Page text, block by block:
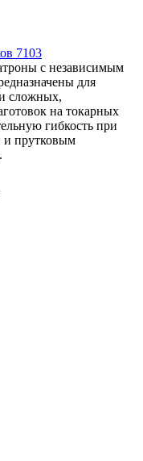
7103
с независимым
для
сложных,
на токарных
гибкость при
и прутковым